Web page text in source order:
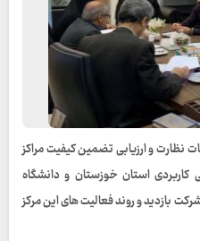
نظارت و ارزیابی تضمین کیفیت مراکز
استان خوزستان و دانشگاه
بازدید و روند فعالیت های این مرکز